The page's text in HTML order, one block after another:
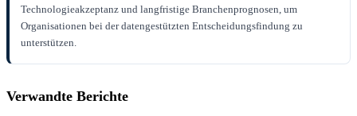
Technologieakzeptanz und langfristige Branchenprognosen, um
Organisationen bei der datengestützten Entscheidungsfindung zu
unterstützen.
Verwandte Berichte